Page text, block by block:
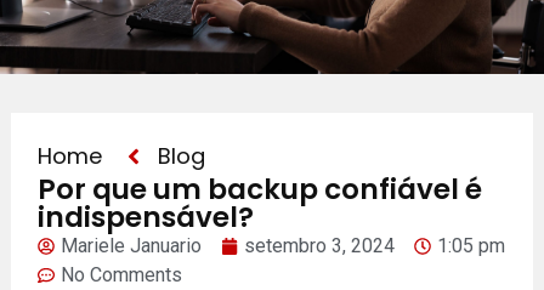
Home Blog
Por que um backup confiável é
indispensável?
Mariele Januario setembro 3, 2024
1:05 pm
No Comments